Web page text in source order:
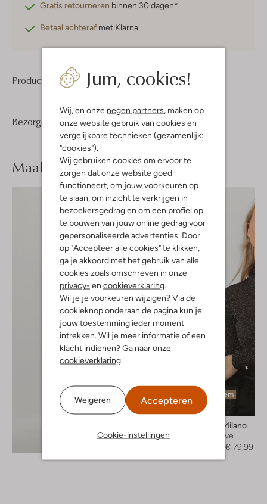
Jum, cookies!
Wij, en onze negen partners , maken op
onze website gebruik van cookies en
vergelijkbare technieken (gezamenlijk:
"cookies").
Wij gebruiken cookies om ervoor te
zorgen dat onze website goed
functioneert, om jouw voorkeuren op
te slaan, om inzicht te verkrijgen in
bezoekersgedrag en om een profiel op
te bouwen van jouw online gedrag voor
gepersonaliseerde advertenties. Door
op "Accepteer alle cookies" te klikken,
ga je akkoord met het gebruik van alle
cookies zoals omschreven in onze
privacy- en cookieverklaring
Wil je je voorkeuren wijzigen? Via de
cookieknop onderaan de pagina kun je
jouw toestemming ieder moment
intrekken. Wil je meer informatie of een
klacht indienen? Ga naar onze
cookieverklaring
Weigeren Accepteren
Cookie-instellingen
Gratis retourneren binnen 30 dagen*
Betaal achteraf met Klarna
Product informatie
Bezorgen & retourneren
Maak jelook compleet
Ontdek de look
Laatste item
-50%
Twinset Milano
Longsleeve
€ 79,99